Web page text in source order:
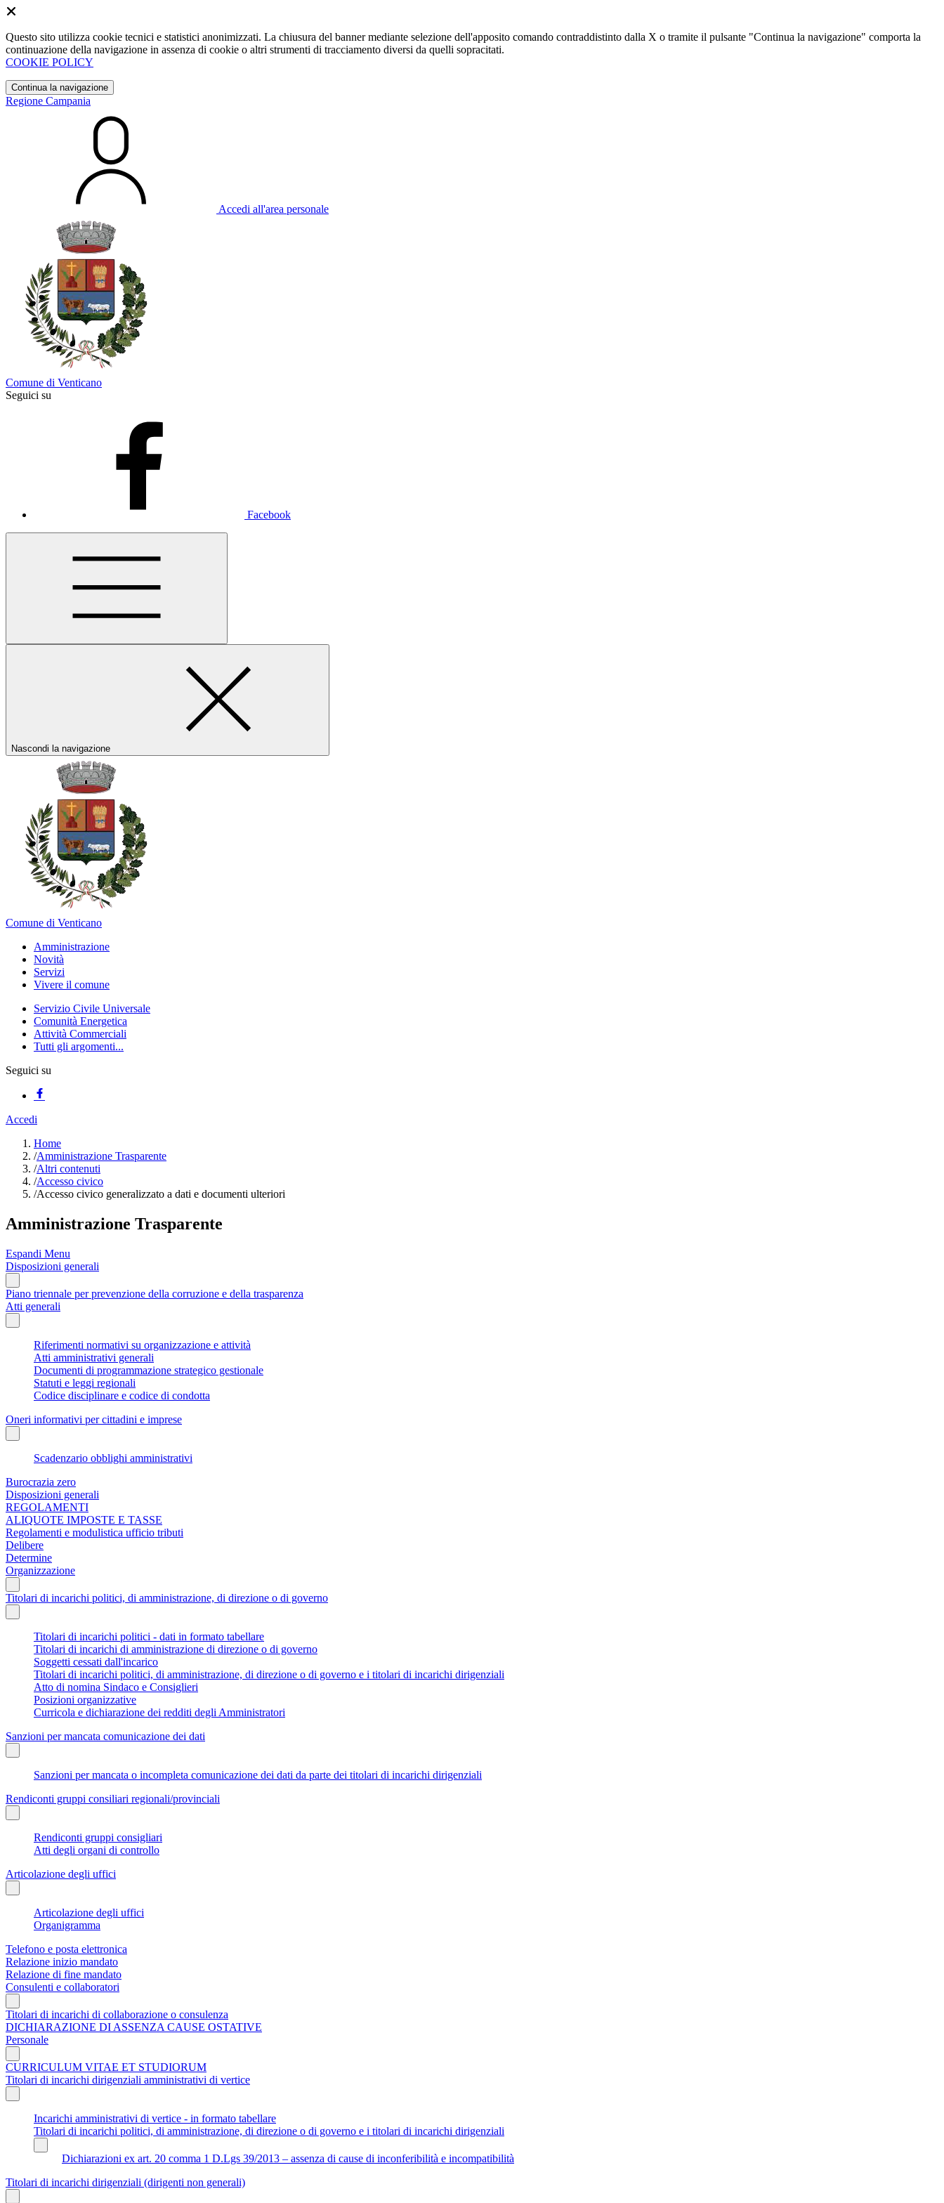
Questo sito utilizza cookie tecnici e statistici anonimizzati. La chiusura del banner mediante selezione dell'apposito comando contraddistinto dalla X o tramite il pulsante "Continua la navigazione" comporta la
continuazione della navigazione in assenza di cookie o altri strumenti di tracciamento diversi da quelli sopracitati.
COOKIE POLICY
Continua la navigazione
Regione Campania
Accedi all'area personale
Comune di Venticano
Seguici su
Facebook
Nascondi la navigazione
Comune di Venticano
Amministrazione
Novità
Servizi
Vivere il comune
Servizio Civile Universale
Comunità Energetica
Attività Commerciali
Tutti gli argomenti...
Seguici su
Accedi
Home
/Amministrazione Trasparente
/Altri contenuti
/Accesso civico
/Accesso civico generalizzato a dati e documenti ulteriori
Amministrazione Trasparente
Espandi Menu
Disposizioni generali
Piano triennale per prevenzione della corruzione e della trasparenza
Atti generali
Riferimenti normativi su organizzazione e attività
Atti amministrativi generali
Documenti di programmazione strategico gestionale
Statuti e leggi regionali
Codice disciplinare e codice di condotta
Oneri informativi per cittadini e imprese
Scadenzario obblighi amministrativi
Burocrazia zero
Disposizioni generali
REGOLAMENTI
ALIQUOTE IMPOSTE E TASSE
Regolamenti e modulistica ufficio tributi
Delibere
Determine
Organizzazione
Titolari di incarichi politici, di amministrazione, di direzione o di governo
Titolari di incarichi politici - dati in formato tabellare
Titolari di incarichi di amministrazione di direzione o di governo
Soggetti cessati dall'incarico
Titolari di incarichi politici, di amministrazione, di direzione o di governo e i titolari di incarichi dirigenziali
Atto di nomina Sindaco e Consiglieri
Posizioni organizzative
Curricola e dichiarazione dei redditi degli Amministratori
Sanzioni per mancata comunicazione dei dati
Sanzioni per mancata o incompleta comunicazione dei dati da parte dei titolari di incarichi dirigenziali
Rendiconti gruppi consiliari regionali/provinciali
Rendiconti gruppi consigliari
Atti degli organi di controllo
Articolazione degli uffici
Articolazione degli uffici
Organigramma
Telefono e posta elettronica
Relazione inizio mandato
Relazione di fine mandato
Consulenti e collaboratori
Titolari di incarichi di collaborazione o consulenza
DICHIARAZIONE DI ASSENZA CAUSE OSTATIVE
Personale
CURRICULUM VITAE ET STUDIORUM
Titolari di incarichi dirigenziali amministrativi di vertice
Incarichi amministrativi di vertice - in formato tabellare
Titolari di incarichi politici, di amministrazione, di direzione o di governo e i titolari di incarichi dirigenziali
Dichiarazioni ex art. 20 comma 1 D.Lgs 39/2013 – assenza di cause di inconferibilità e incompatibilità
Titolari di incarichi dirigenziali (dirigenti non generali)